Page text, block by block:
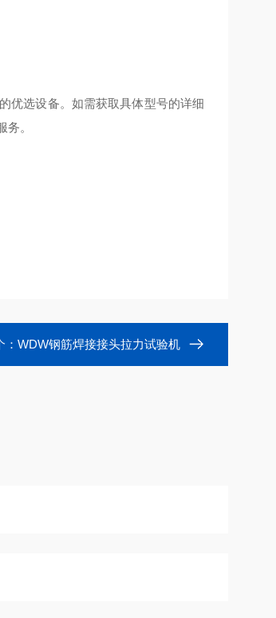
优选设备。如需获取具体型号的详细
。
WDW钢筋焊接接头拉力试验机